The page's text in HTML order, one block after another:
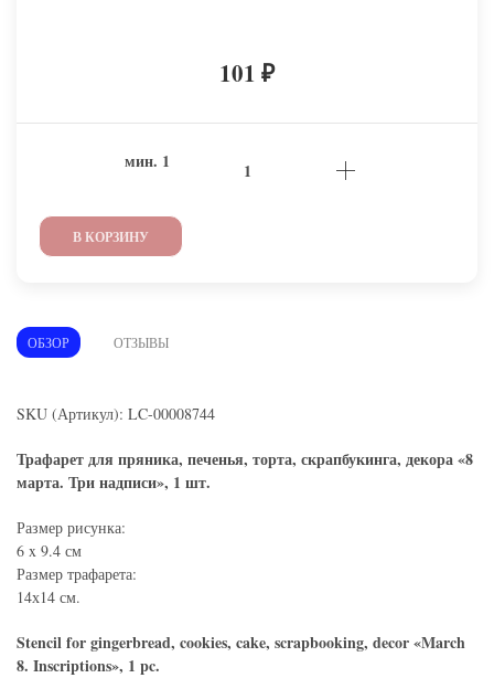
101 ₽
мин. 1
В КОРЗИНУ
ОБЗОР ОТЗЫВЫ
SKU (Артикул): LC-00008744
Трафарет для пряника, печенья, торта, скрапбукинга, декора «8
марта. Три надписи», 1 шт.
Размер рисунка:
6 x 9.4 см
Размер трафарета:
14х14 см.
Stencil for gingerbread, cookies, cake, scrapbooking, decor «March
8. Inscriptions», 1 pc.